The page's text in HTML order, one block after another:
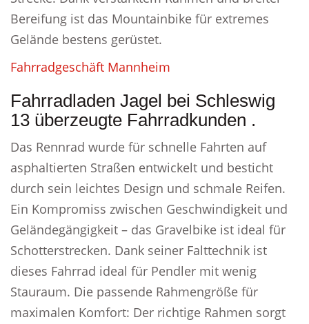
Bereifung ist das Mountainbike für extremes
Gelände bestens gerüstet.
Fahrradgeschäft Mannheim
Fahrradladen Jagel bei Schleswig
13 überzeugte Fahrradkunden .
Das Rennrad wurde für schnelle Fahrten auf
asphaltierten Straßen entwickelt und besticht
durch sein leichtes Design und schmale Reifen.
Ein Kompromiss zwischen Geschwindigkeit und
Geländegängigkeit – das Gravelbike ist ideal für
Schotterstrecken. Dank seiner Falttechnik ist
dieses Fahrrad ideal für Pendler mit wenig
Stauraum. Die passende Rahmengröße für
maximalen Komfort: Der richtige Rahmen sorgt